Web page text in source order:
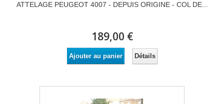
ATTELAGE PEUGEOT 4007 - DEPUIS ORIGINE - COL DE...
189,00 €
Ajouter au panier Détails